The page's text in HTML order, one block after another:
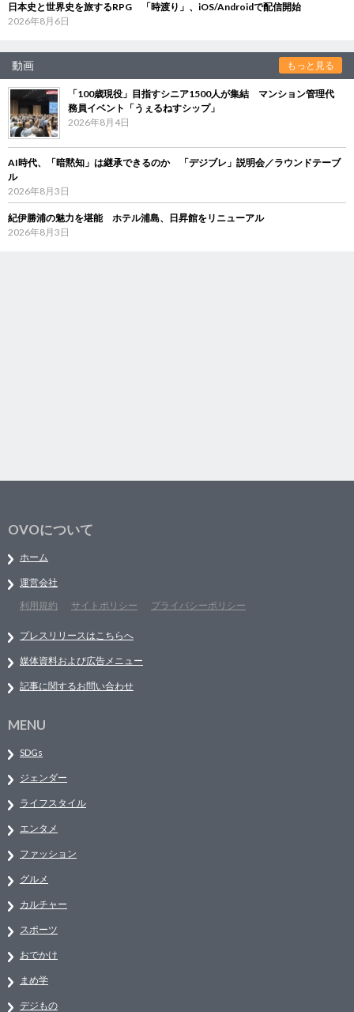
日本史と世界史を旅するRPG 「時渡り」、iOS/Androidで配信開始
2026年8月6日
動画 もっと見る
「100歳現役」目指すシニア1500人が集結 マンション管理代
務員イベント「うぇるねすシップ」
2026年8月4日
AI時代、「暗黙知」は継承できるのか 「デジブレ」説明会／ラウンドテーブ
ル
2026年8月3日
紀伊勝浦の魅力を堪能 ホテル浦島、日昇館をリニューアル
2026年8月3日
OVOについて
ホーム
運営会社
利用規約
サイトポリシー プライバシーポリシー
プレスリリースはこちらへ
媒体資料および広告メニュー
記事に関するお問い合わせ
MENU
SDGs
ジェンダー
ライフスタイル
エンタメ
ファッション
グルメ
カルチャー
スポーツ
おでかけ
まめ学
デジもの